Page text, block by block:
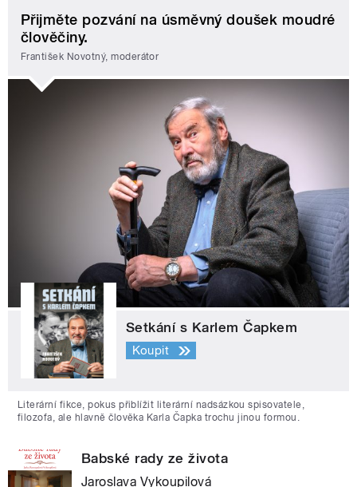
Přijměte pozvání na úsměvný doušek moudré
člověčiny.
František Novotný, moderátor
Setkání s Karlem Čapkem
Koupit
Literární fikce, pokus přiblížit literární nadsázkou spisovatele,
filozofa, ale hlavně člověka Karla Čapka trochu jinou formou.
Babské rady ze života
Jaroslava Vykoupilová